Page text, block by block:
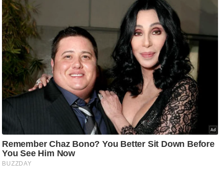
रा
ज
नी
ति
वि
श्ले
ष
ण
म
यि